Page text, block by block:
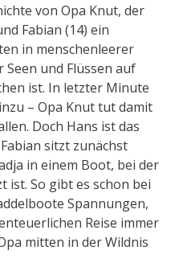
von Opa Knut, der
Fabian (14) ein
in menschenleerer
und Flüssen auf
ist. In letzter Minute
– Opa Knut tut damit
Doch Hans ist das
sitzt zunächst
in einem Boot, bei der
ist. So gibt es schon bei
Spannungen,
Reise immer
mitten in der Wildnis